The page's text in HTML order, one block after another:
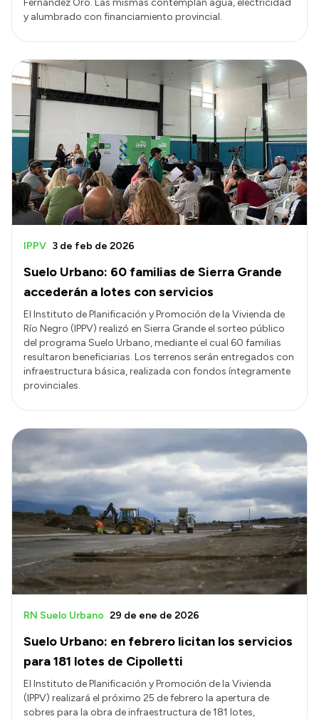
y alumbrado con financiamiento provincial.
Suelo Urbano: 60 familias de Sierra Grande
accederán a lotes con servicios
IPPV 3 de feb de 2026
El Instituto de Planificación y Promoción de la Vivienda de
Río Negro (IPPV) realizó en Sierra Grande el sorteo público
del programa Suelo Urbano, mediante el cual 60 familias
resultaron beneficiarias. Los terrenos serán entregados con
infraestructura básica, realizada con fondos íntegramente
provinciales.
Suelo Urbano: en febrero licitan los servicios
para 181 lotes de Cipolletti
RN Suelo Urbano 29 de ene de 2026
El Instituto de Planificación y Promoción de la Vivienda
(IPPV) realizará el próximo 25 de febrero la apertura de
sobres para la obra de infraestructura de 181 lotes,